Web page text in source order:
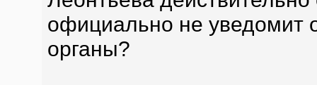
официально не уведомит
органы?